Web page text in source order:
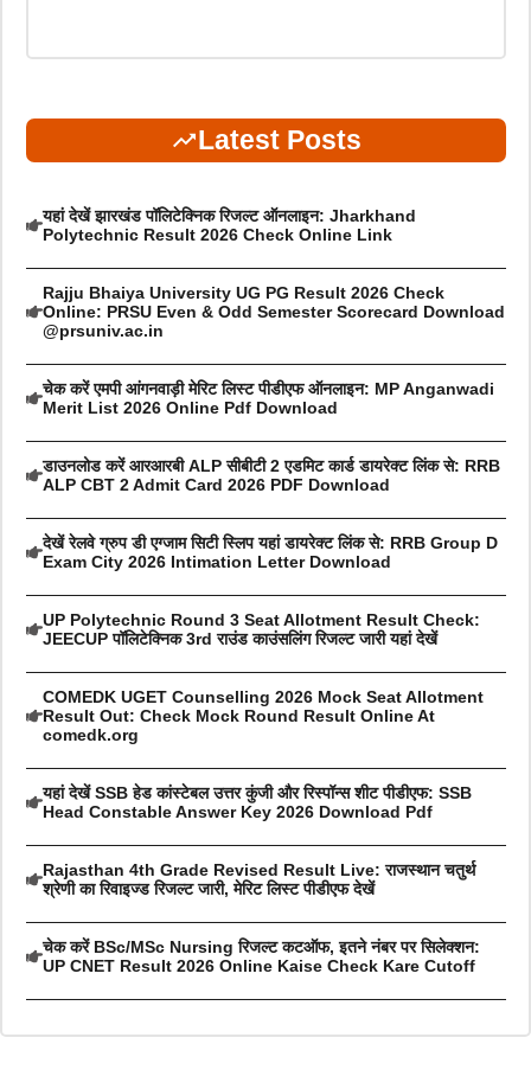
Latest Posts
यहां देखें झारखंड पॉलिटेक्निक रिजल्ट ऑनलाइन: Jharkhand
Polytechnic Result 2026 Check Online Link
Rajju Bhaiya University UG PG Result 2026 Check
Online: PRSU Even & Odd Semester Scorecard Download
@prsuniv.ac.in
चेक करें एमपी आंगनवाड़ी मेरिट लिस्ट पीडीएफ ऑनलाइन: MP Anganwadi
Merit List 2026 Online Pdf Download
डाउनलोड करें आरआरबी ALP सीबीटी 2 एडमिट कार्ड डायरेक्ट लिंक से: RRB
ALP CBT 2 Admit Card 2026 PDF Download
देखें रेलवे ग्रुप डी एग्जाम सिटी स्लिप यहां डायरेक्ट लिंक से: RRB Group D
Exam City 2026 Intimation Letter Download
UP Polytechnic Round 3 Seat Allotment Result Check:
JEECUP पॉलिटेक्निक 3rd राउंड काउंसलिंग रिजल्ट जारी यहां देखें
COMEDK UGET Counselling 2026 Mock Seat Allotment
Result Out: Check Mock Round Result Online At
comedk.org
यहां देखें SSB हेड कांस्टेबल उत्तर कुंजी और रिस्पॉन्स शीट पीडीएफ: SSB
Head Constable Answer Key 2026 Download Pdf
Rajasthan 4th Grade Revised Result Live: राजस्थान चतुर्थ
श्रेणी का रिवाइज्ड रिजल्ट जारी, मेरिट लिस्ट पीडीएफ देखें
चेक करें BSc/MSc Nursing रिजल्ट कटऑफ, इतने नंबर पर सिलेक्शन:
UP CNET Result 2026 Online Kaise Check Kare Cutoff